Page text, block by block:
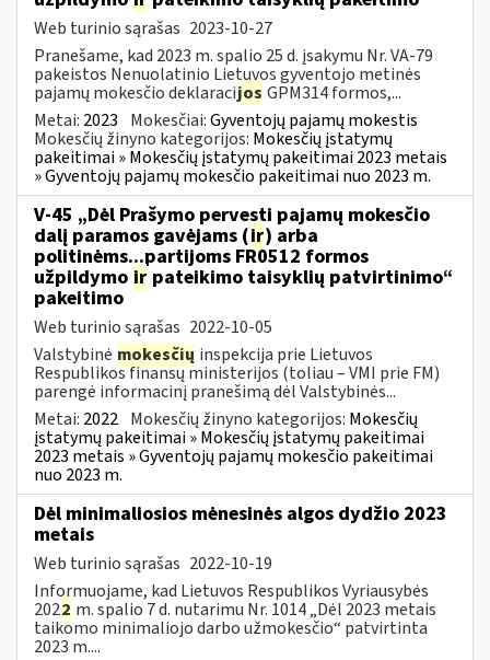
Web turinio sąrašas 2023-10-27
Pranešame, kad 2023 m. spalio 25 d. įsakymu Nr. VA-79
pakeistos Nenuolatinio Lietuvos gyventojo metinės
pajamų mokesčio deklaracijos GPM314 formos,...
Metai: 2023 Mokesčiai:Gyventojų pajamų mokestis
Mokesčių žinyno kategorijos: Mokesčių įstatymų
pakeitimai » Mokesčių įstatymų pakeitimai 2023 metais
» Gyventojų pajamų mokesčio pakeitimai nuo 2023 m.
V-45 „Dėl Prašymo pervesti pajamų mokesčio
dalį paramos gavėjams (ir) arba
politinėms...partijoms FR0512 formos
užpildymo ir pateikimo taisyklių patvirtinimo“
pakeitimo
Web turinio sąrašas 2022-10-05
Valstybinė mokesčių inspekcija prie Lietuvos
Respublikos finansų ministerijos (toliau – VMI prie FM)
parengė informacinį pranešimą dėl Valstybinės...
Metai: 2022 Mokesčių žinyno kategorijos: Mokesčių
įstatymų pakeitimai » Mokesčių įstatymų pakeitimai
2023 metais » Gyventojų pajamų mokesčio pakeitimai
nuo 2023 m.
Dėl minimaliosios mėnesinės algos dydžio 2023
metais
Web turinio sąrašas 2022-10-19
Informuojame, kad Lietuvos Respublikos Vyriausybės
2022 m. spalio 7 d. nutarimu Nr. 1014 „Dėl 2023 metais
taikomo minimaliojo darbo užmokesčio“ patvirtinta
2023 m....